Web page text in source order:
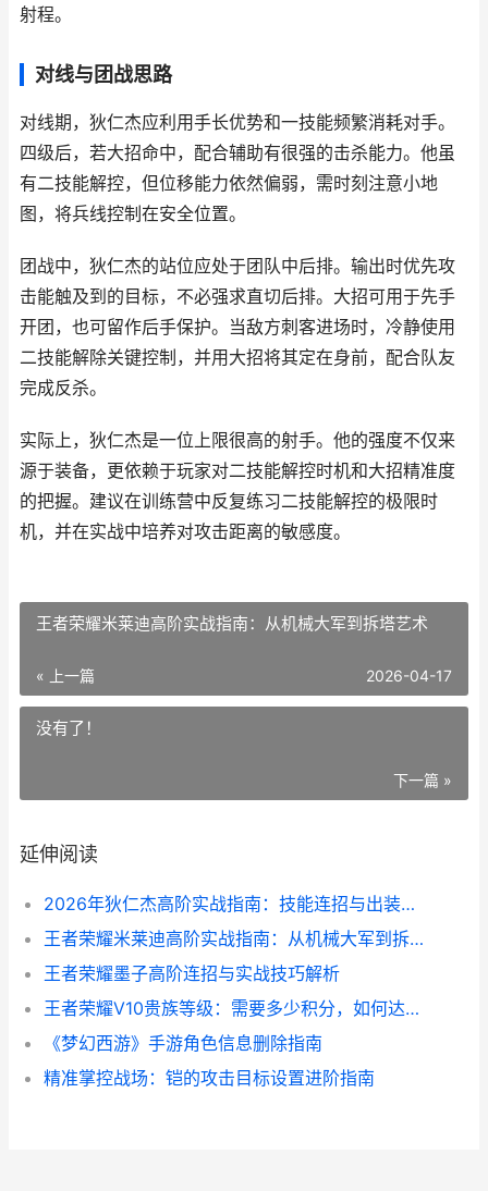
射程。
对线与团战思路
对线期，狄仁杰应利用手长优势和一技能频繁消耗对手。
四级后，若大招命中，配合辅助有很强的击杀能力。他虽
有二技能解控，但位移能力依然偏弱，需时刻注意小地
图，将兵线控制在安全位置。
团战中，狄仁杰的站位应处于团队中后排。输出时优先攻
击能触及到的目标，不必强求直切后排。大招可用于先手
开团，也可留作后手保护。当敌方刺客进场时，冷静使用
二技能解除关键控制，并用大招将其定在身前，配合队友
完成反杀。
实际上，狄仁杰是一位上限很高的射手。他的强度不仅来
源于装备，更依赖于玩家对二技能解控时机和大招精准度
的把握。建议在训练营中反复练习二技能解控的极限时
机，并在实战中培养对攻击距离的敏感度。
王者荣耀米莱迪高阶实战指南：从机械大军到拆塔艺术
« 上一篇 2026-04-17
没有了！
下一篇 »
延伸阅读
2026年狄仁杰高阶实战指南：技能连招与出装策略
王者荣耀米莱迪高阶实战指南：从机械大军到拆塔艺术
王者荣耀墨子高阶连招与实战技巧解析
王者荣耀V10贵族等级：需要多少积分，如何达成？
《梦幻西游》手游角色信息删除指南
精准掌控战场：铠的攻击目标设置进阶指南